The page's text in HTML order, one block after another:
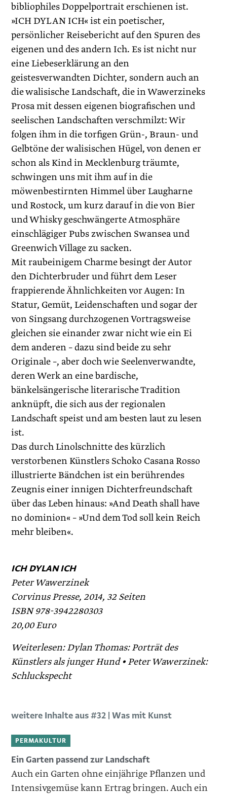
bibliophiles Doppelportrait erschienen ist.
»ICH DYL AN ICH« ist ein poetischer,
persönlicher Reisebericht auf den Spuren des
eigenen und des andern Ich. Es ist nicht nur
eine Liebeserklärung an den
geistesverwandten Dichter, sondern auch an
die walisische Landschaft, die in Wawerzineks
Prosa mit dessen eigenen biografischen und
seelischen Landschaften verschmilzt: Wir
folgen ihm in die torfigen Grün-, Braun- und
Gelbtöne der walisischen Hügel, von denen er
schon als Kind in Mecklenburg träumte,
schwingen uns mit ihm auf in die
möwenbestirnten Himmel über Laugharne
und Rostock, um kurz darauf in die von Bier
und Whisky geschwängerte Atmosphäre
einschlägiger Pubs zwischen Swansea und
Greenwich Village zu sacken.
Mit raubeinigem Charme besingt der Autor
den Dichterbruder und führt dem Leser
frappierende Ähnlichkeiten vor Augen: In
Statur, Gemüt, Leidenschaften und sogar der
von Singsang durchzogenen Vortragsweise
gleichen sie einander zwar nicht wie ein Ei
dem anderen – dazu sind beide zu sehr
Originale –, aber doch wie Seelenverwandte,
deren Werk an eine bardische,
bänkelsängerische literarische Tradition
anknüpft, die sich aus der regionalen
Landschaft speist und am besten laut zu lesen
ist.
Das durch Linolschnitte des kürzlich
verstorbenen Künstlers Schoko Casana Rosso
illustrierte Bändchen ist ein berührendes
Zeugnis einer innigen Dichterfreundschaft
über das Leben hinaus: »And Death shall have
no dominion« – »Und dem Tod soll kein Reich
mehr bleiben«.
ICH DYLAN ICH
Peter Wawerzinek
Corvinus Presse, 2014, 32 Seiten
ISBN 978-3942280303
20,00 Euro
Weiterlesen: Dylan Thomas: Porträt des
Künstlers als junger Hund • Peter Wawerzinek:
Schluckspecht
weitere Inhalte aus #32 | Was mit Kunst
PERMAKULTUR
Ein Garten passend zur Landschaft
Auch ein Garten ohne einjährige Pflanzen und
Intensivgemüse kann Ertrag bringen. Auch ein